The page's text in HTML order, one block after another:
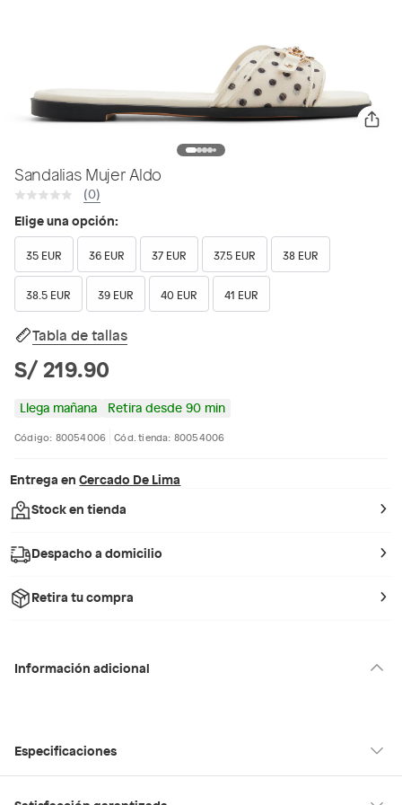
Sandalias Mujer Aldo
(0)
Elige una opción:
35 EUR 36 EUR 37 EUR 37.5 EUR 38 EUR
38.5 EUR 39 EUR 40 EUR 41 EUR
Tabla de tallas
S/ 219.90
Llega mañana Retira desde 90 min
Código: 80054006 Cód. tienda: 80054006
Entrega en Cercado De Lima
Stock en tienda
Despacho a domicilio
Retira tu compra
Información adicional
Especificaciones